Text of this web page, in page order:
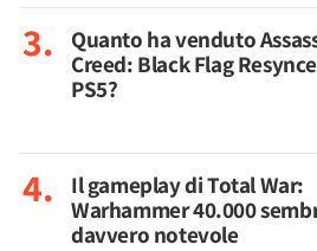
Quanto ha venduto
Creed: Black Flag
PS5?
Il gameplay di Total War:
Warhammer 40.000
davvero notevole